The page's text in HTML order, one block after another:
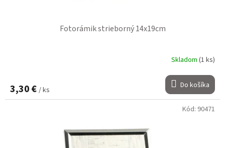
Fotorámik strieborný 14x19cm
Skladom (1 ks)
3,30 € / ks Do košíka
Kód: 90471